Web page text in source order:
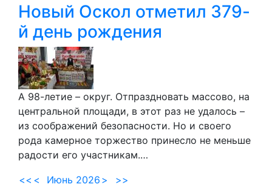
Новый Оскол отметил 379-
й день рождения
А 98-летие – округ. Отпраздновать массово, на
центральной площади, в этот раз не удалось –
из соображений безопасности. Но и своего
рода камерное торжество принесло не меньше
радости его участникам.…
<< < Июнь 2026 >
>>